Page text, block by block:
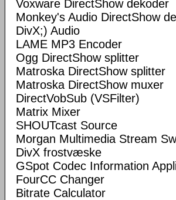
Voxware DirectShow dekoder
Monkey's Audio DirectShow
DivX;) Audio
LAME MP3 Encoder
Ogg DirectShow splitter
Matroska DirectShow splitter
Matroska DirectShow muxer
DirectVobSub (VSFilter)
Matrix Mixer
SHOUTcast Source
Morgan Multimedia Stream
DivX frostvæske
GSpot Codec Information
FourCC Changer
Bitrate Calculator